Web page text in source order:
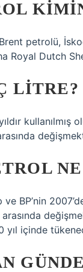
petrolü,
Royal Dutch
LITRE?
kullanılmış
BP’nin
içinde